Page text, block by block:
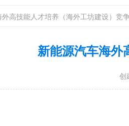
新能源汽车海外
创
外高技能人才培养（海外工坊建设）竞